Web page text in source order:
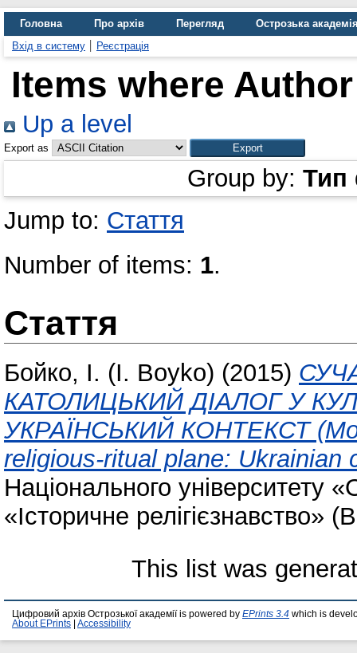
Головна Про архів Перегляд
Острозька
Вхід в систему
Реєстрація
Items where
Up a level
Export as
Group by: Тип
Jump to: Стаття
Number of items: 1.
Стаття
Бойко, I. (I. Boyko) (2015)
КАТОЛИЦЬКИЙ ДІАЛОГ У
УКРАЇНСЬКИЙ КОНТЕКСТ
religious-ritual plane: Ukrainian
Національного університету
«Історичне релігієзнавство»
This list was
Цифровий архів Острозької академії is powered by EPrints 3.4 which is
About EPrints
Accessibility